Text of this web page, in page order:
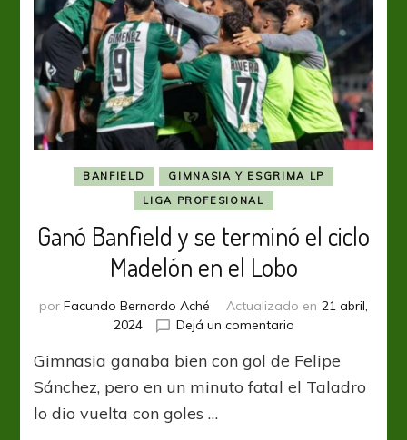
BANFIELD
GIMNASIA Y ESGRIMA LP
LIGA PROFESIONAL
Ganó Banfield y se terminó el ciclo
Madelón en el Lobo
por Facundo Bernardo Aché Actualizado en 21 abril,
2024
Dejá un comentarioen
Banfield
y
Gimnasia ganaba bien con gol de Felipe
Sánchez, pero en un minuto fatal el Taladro
lo dio vuelta con goles …